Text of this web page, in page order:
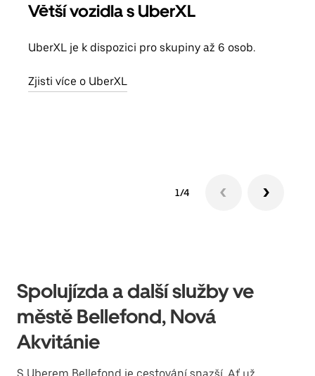
Větší vozidla s UberXL
UberXL je k dispozici pro skupiny až 6 osob.
Zjisti více o UberXL
1/4
Spolujízda a další služby ve
městě Bellefond, Nová
Akvitánie